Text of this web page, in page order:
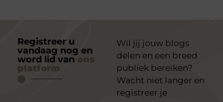
Registreer u
vandaag nog en
word lid van
platform
Wil jij jouw blogs
delen en een breed
publiek bereiken?
Wacht niet langer en
registreer je